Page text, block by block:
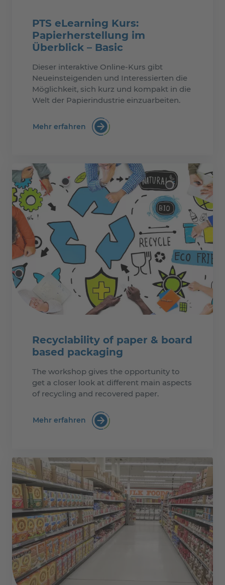
PTS eLearning Kurs:
Papierherstellung im
Überblick – Basic
Dieser interaktive Online-Kurs gibt
Neueinsteigenden und Interessierten die
Möglichkeit, sich kurz und kompakt in die
Welt der Papierindustrie einzuarbeiten.
Mehr erfahren :PTS eLearning Kurs:
Recyclability of paper & board
based packaging
The workshop gives the opportunity to
get a closer look at different main aspects
of recycling and recovered paper.
Mehr erfahren :Recyclability of paper & board